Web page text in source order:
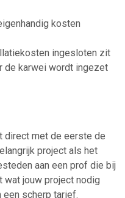
kosten
ingesloten zit
de karwei wordt ingezet
direct met de eerste de
project als het
aan een prof die bij
wat jouw project nodig
een scherp tarief.